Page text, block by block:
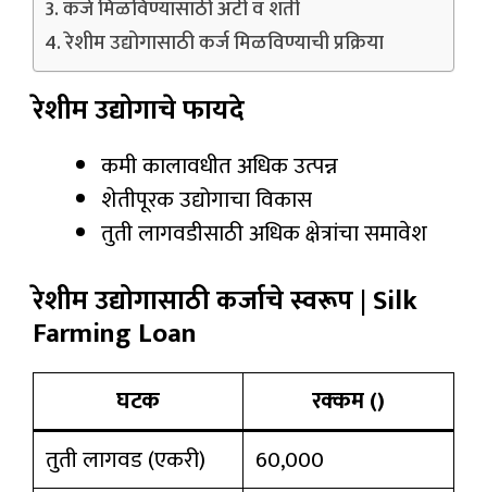
कर्ज मिळविण्यासाठी अटी व शर्ती
रेशीम उद्योगासाठी कर्ज मिळविण्याची प्रक्रिया
रेशीम उद्योगाचे फायदे
कमी कालावधीत अधिक उत्पन्न
शेतीपूरक उद्योगाचा विकास
तुती लागवडीसाठी अधिक क्षेत्रांचा समावेश
रेशीम उद्योगासाठी कर्जाचे स्वरूप| Silk
Farming Loan
घटक
रक्कम (₹)
तुती लागवड (एकरी)
60,000